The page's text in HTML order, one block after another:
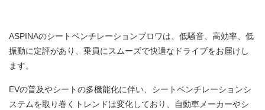
ASPINAのシートベンチレーションブロワは、低騒音、高効率、低
振動に定評があり、乗員にスムーズで快適なドライブをお届けし
ます。
EVの普及やシートの多機能化に伴い、シートベンチレーションシ
ステムを取り巻くトレンドは変化しており、自動車メーカーやシ